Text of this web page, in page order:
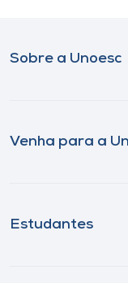
Sobre a Unoesc
Venha para a
Estudantes